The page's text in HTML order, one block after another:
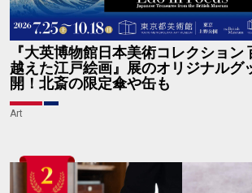
『大英博物館日本美術コレクション
越えた江戸絵画』展のオリジナルグ
開！北斎の限定傘や缶も
Art